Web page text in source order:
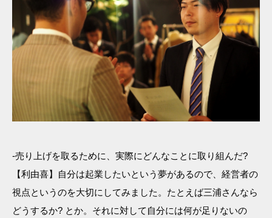
-売り上げを取るために、実際にどんなことに取り組んだ?
【利由喜】自分は起業したいという夢があるので、経営者の
視点というのを大切にしてみました。たとえば三浦さんなら
どうするか? とか。それに対して自分には何が足りないの